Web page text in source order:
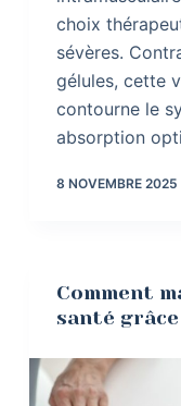
choix
sévères.
gélules, cette
contourne le
absorption
8 NOVEMBRE 2025
Comment
santé